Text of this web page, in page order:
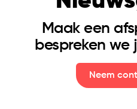
Evenementen
Maak een
bespreken we
Neem